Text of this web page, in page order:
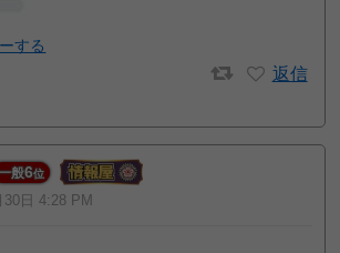
する
返信
般6位
30日 4:28 PM